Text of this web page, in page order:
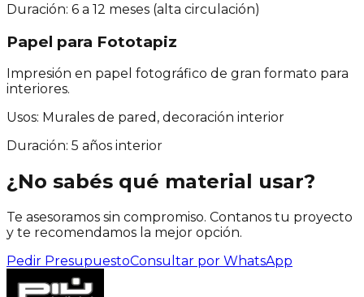
Duración: 6 a 12 meses (alta circulación)
Papel para Fototapiz
Impresión en papel fotográfico de gran formato para
interiores.
Usos: Murales de pared, decoración interior
Duración: 5 años interior
¿No sabés qué material usar?
Te asesoramos sin compromiso. Contanos tu proyecto
y te recomendamos la mejor opción.
Pedir PresupuestoConsultar por WhatsApp